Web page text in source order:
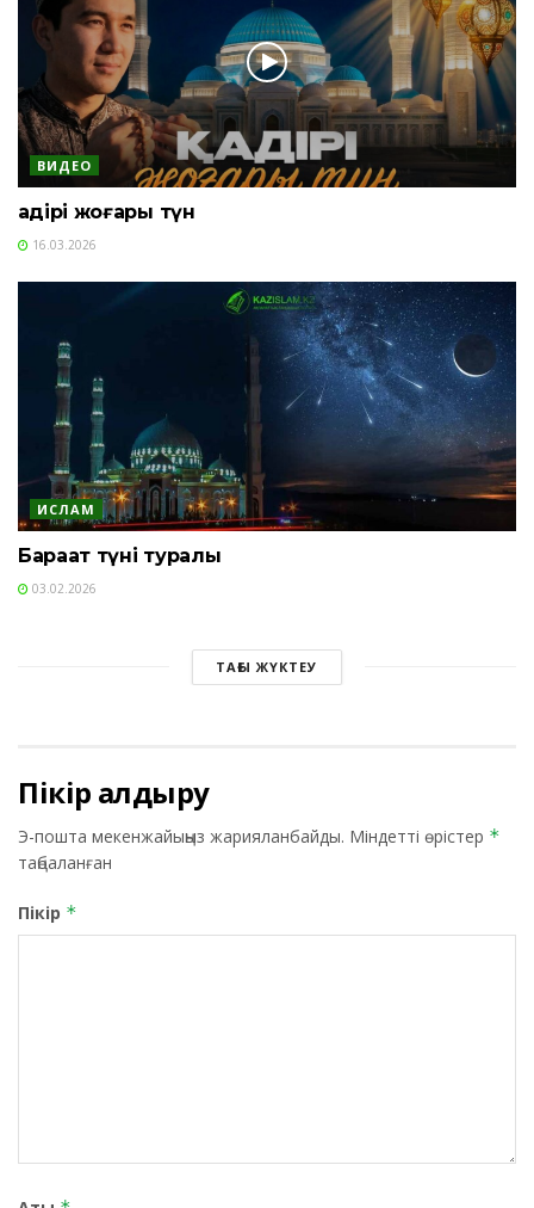
ВИДЕО
Қадірі жоғары түн
16.03.2026
ИСЛАМ
Бараат түні туралы
03.02.2026
ТАҒЫ ЖҮКТЕУ
Пікір қалдыру
Э-пошта мекенжайыңыз жарияланбайды. Міндетті өрістер *
таңбаланған
Пікір *